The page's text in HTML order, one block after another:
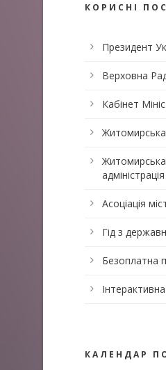
КОРИСНІ
Президент
Верховна
Кабінет
адміністрація
Асоціація
Гід з
Безоплатна
КАЛЕНДАР